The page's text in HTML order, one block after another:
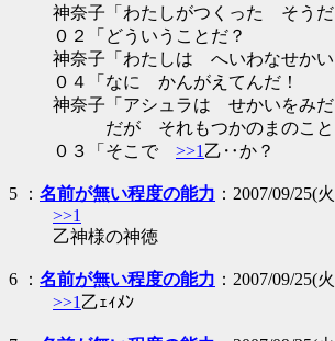
神奈子「わたしがつくった そう
０２「どういうことだ？
神奈子「わたしは へいわなせか
０４「なに かんがえてんだ！
神奈子「アシュラは せかいをみ
だが それもつかのまのこと
０３「そこで >>1 乙‥か？
5 ： 名前が無い程度の能力 ：2007/09/25(
>>1
乙神様の神徳
6 ： 名前が無い程度の能力 ：2007/09/25(
>>1 乙ｪｨﾒﾝ